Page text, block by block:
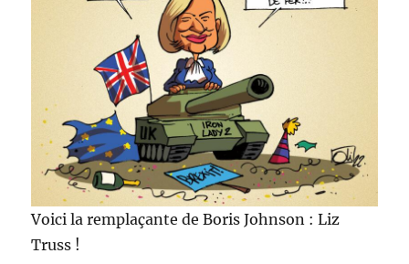
Voici la remplaçante de Boris Johnson : Liz
Truss !